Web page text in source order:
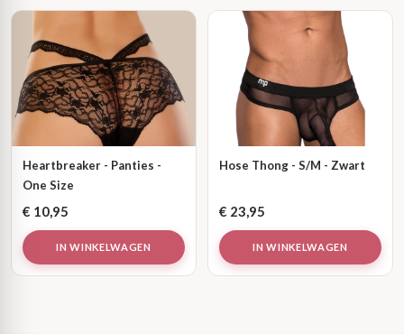
Heartbreaker - Panties -
One Size
€ 10,95
IN WINKELWAGEN
Hose Thong - S/M - Zwart
€ 23,95
IN WINKELWAGEN